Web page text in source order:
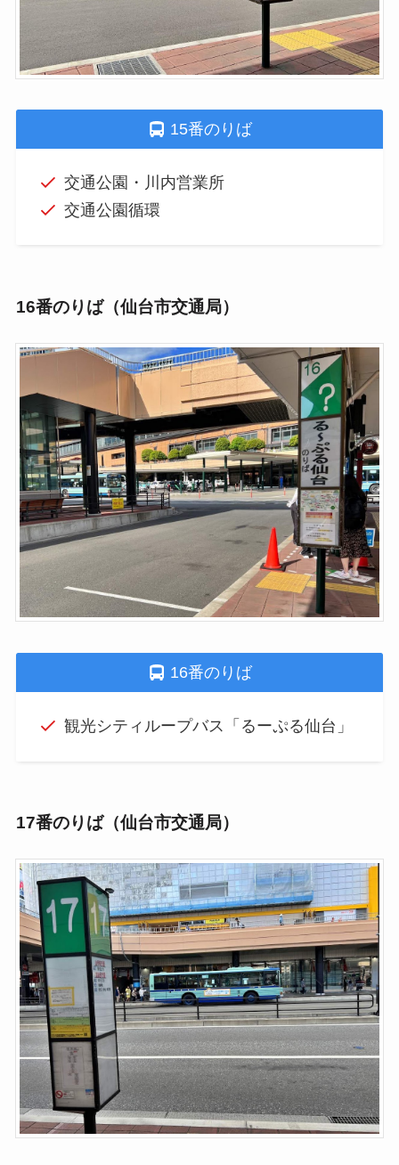
15番のりば
交通公園・川内営業所
交通公園循環
16番のりば（仙台市交通局）
16番のりば
観光シティループバス「るーぷる仙台」
17番のりば（仙台市交通局）